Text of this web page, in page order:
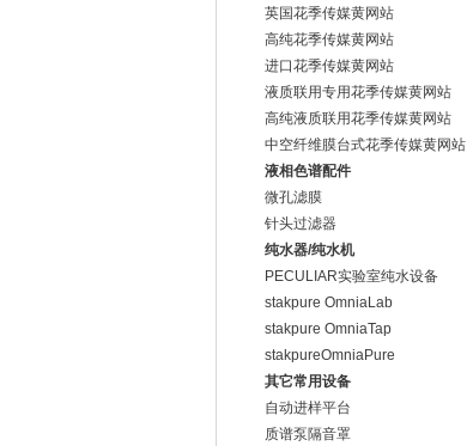
英国花季传媒黄网站
高纯花季传媒黄网站
进口花季传媒黄网站
液质联用专用花季传媒黄网站
高纯液质联用花季传媒黄网站
中空纤维膜台式花季传媒黄网站
液相色谱配件
微孔滤膜
针头过滤器
纯水器/纯水机
PECULIAR实验室纯水设备
stakpure OmniaLab
stakpure OmniaTap
stakpureOmniaPure
其它常用设备
自动进样平台
质谱泵隔音罩